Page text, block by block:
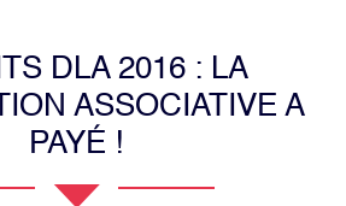
DLA 2016 : LA
ASSOCIATIVE A
PAYÉ !